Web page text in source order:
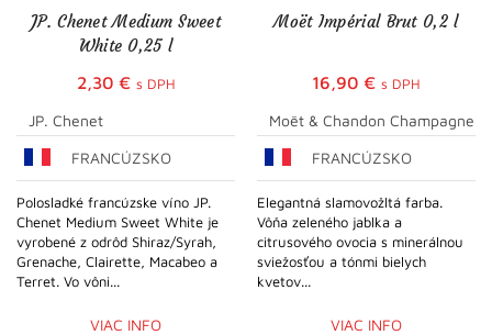
JP. Chenet Medium Sweet
White 0,25 l
2,30 € s DPH
JP. Chenet
FRANCÚZSKO
Polosladké francúzske víno JP.
Chenet Medium Sweet White je
vyrobené z odrôd Shiraz/Syrah,
Grenache, Clairette, Macabeo a
Terret. Vo vôni...
VIAC INFO
Moët Impérial Brut 0,2 l
16,90 € s DPH
Moët & Chandon Champagne
FRANCÚZSKO
Elegantná slamovožltá farba.
Vôňa zeleného jablka a
citrusového ovocia s minerálnou
sviežosťou a tónmi bielych
kvetov...
VIAC INFO